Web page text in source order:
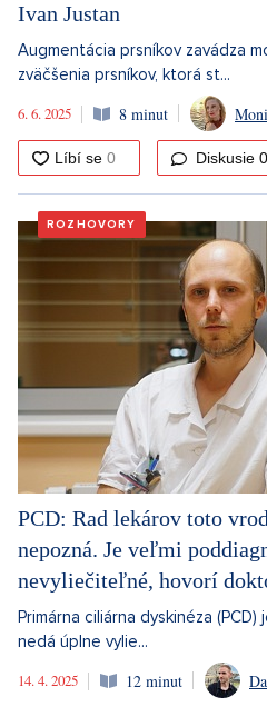
Ivan Justan
Augmentácia prsníkov zavádza
zväčšenia prsníkov, ktorá st...
6. 6. 2025
8 minut
Diskusie 0
ROZHOVORY
PCD: Rad lekárov toto
nepozná. Je veľmi
nevyliečiteľné, hovorí
Primárna ciliárna dyskinéza
nedá úplne vylie...
14. 4. 2025
12 minut